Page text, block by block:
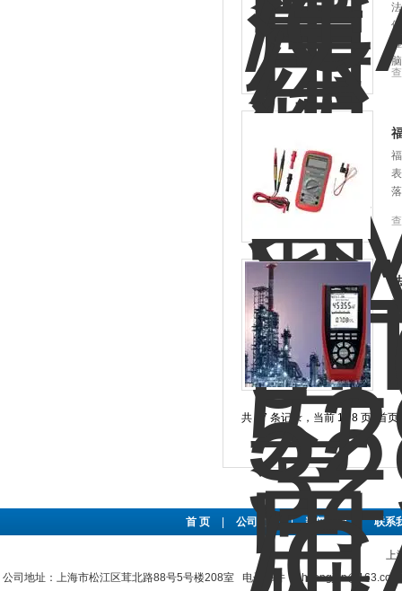
共 87 条记录，当前 1 / 8 页 首
首 页 公司简介 | 新闻资讯 | 联系
上
公司地址：上海市松江区茸北路88号5号楼208室 电子邮件：